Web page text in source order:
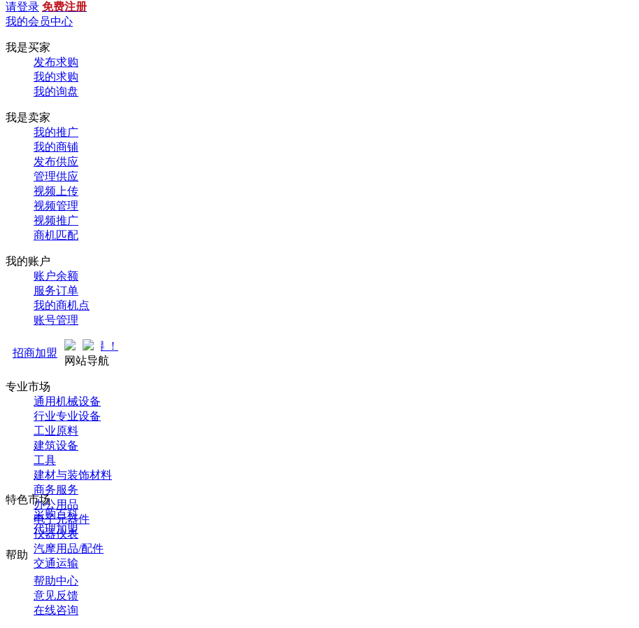
请登录 免费注册
我的会员中心
我是买家
发布求购
我的求购
我的询盘
我是卖家
我的推广
我的商铺
发布供应
管理供应
视频上传
视频管理
视频推广
商机匹配
我的账户
账户余额
服务订单
我的商机点
账号管理
招商加盟
网站导航
专业市场
通用机械设备
行业专业设备
工业原料
建筑设备
工具
建材与装饰材料
商务服务
办公用品
电子元器件
仪器仪表
汽摩用品/配件
交通运输
特色市场
采购百科
代理加盟
帮助
帮助中心
意见反馈
在线咨询